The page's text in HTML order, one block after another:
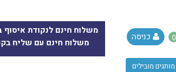
משלוח חינם לנקודת איסוף
משלוח חינם עם שליח בקניה
0 כניסה
מותגים מובילים